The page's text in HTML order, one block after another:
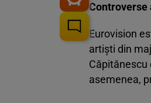
Controverse
Eurovision
artiști din
Căpitănescu
asemenea,